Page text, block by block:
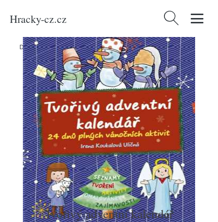
Hracky-cz.cz Vyhledávání
Domů/Produkty/Média/Tvořivý adventní kalendář
Tvořivý adventní kalendář